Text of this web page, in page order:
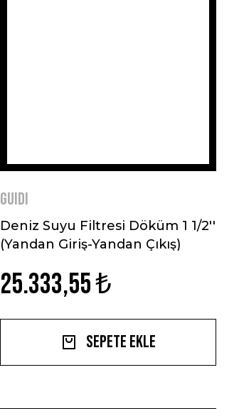
GUIDI
Deniz Suyu Filtresi Döküm 1 1/2''
(Yandan Giriş-Yandan Çıkış)
25.333,55 ₺
Sepete Ekle